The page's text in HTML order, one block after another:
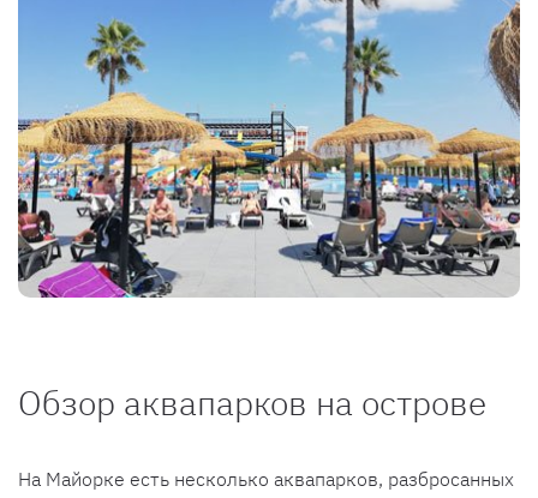
Обзор аквапарков на острове
На Майорке есть несколько аквапарков, разбросанных